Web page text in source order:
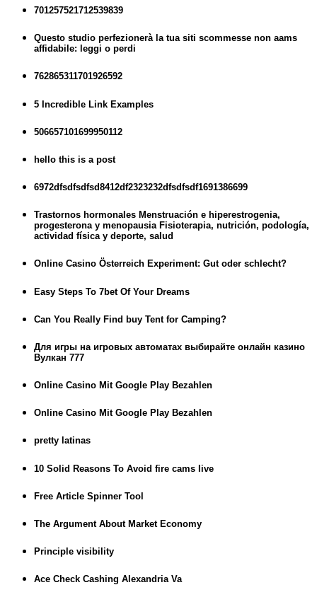
701257521712539839
Questo studio perfezionerà la tua siti scommesse non aams
affidabile: leggi o perdi
762865311701926592
5 Incredible Link Examples
506657101699950112
hello this is a post
6972dfsdfsdfsd8412df2323232dfsdfsdf1691386699
Trastornos hormonales Menstruación e hiperestrogenia,
progesterona y menopausia Fisioterapia, nutrición, podología,
actividad física y deporte, salud
Online Casino Österreich Experiment: Gut oder schlecht?
Easy Steps To 7bet Of Your Dreams
Can You Really Find buy Tent for Camping?
Для игры на игровых автоматах выбирайте онлайн казино
Вулкан 777
Online Casino Mit Google Play Bezahlen
Online Casino Mit Google Play Bezahlen
pretty latinas
10 Solid Reasons To Avoid fire cams live
Free Article Spinner Tool
The Argument About Market Economy
Principle visibility
Ace Check Cashing Alexandria Va